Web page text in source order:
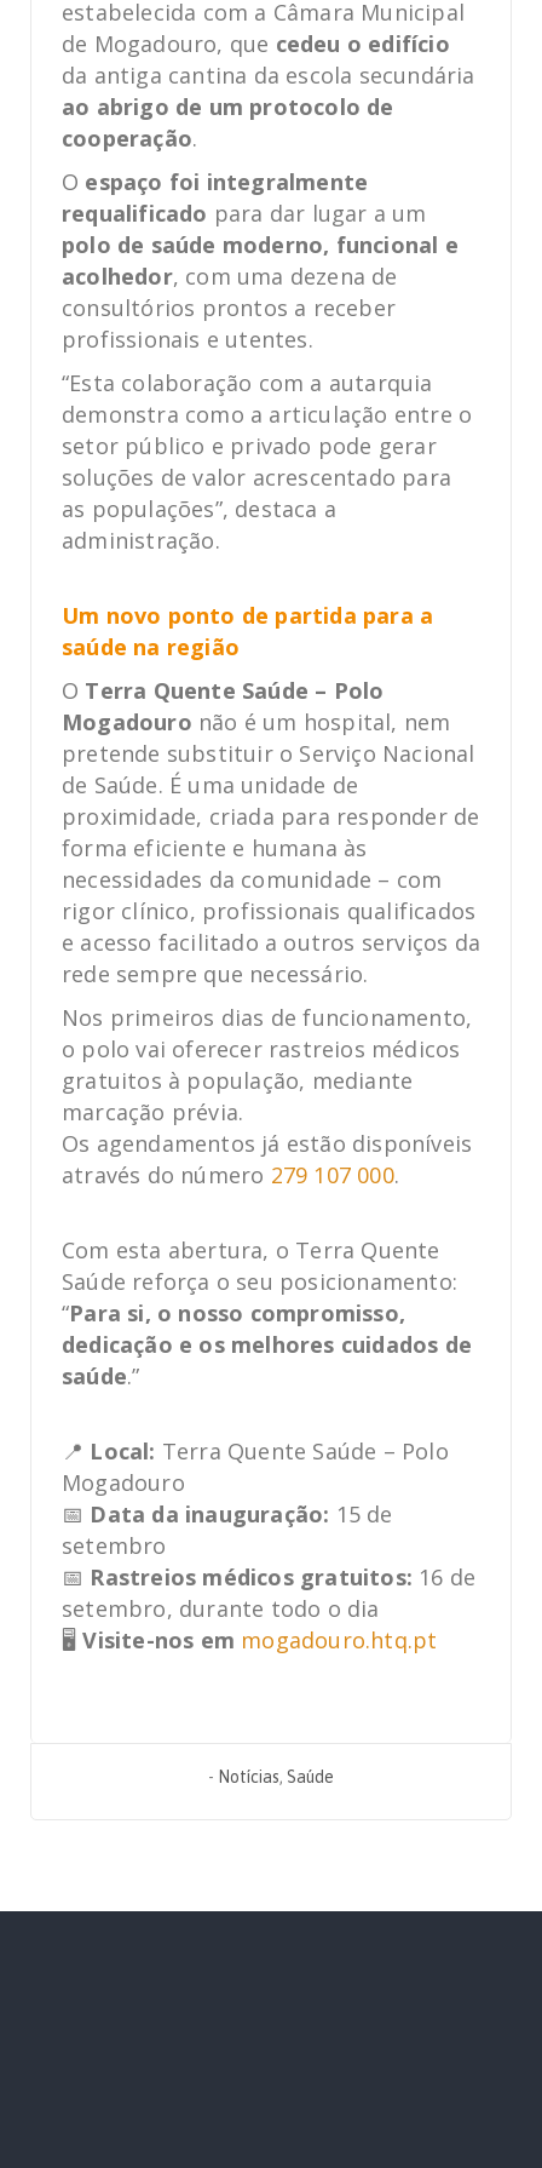
estabelecida com a Câmara Municipal
de Mogadouro, que cedeu o edifício
da antiga cantina da escola secundária
ao abrigo de um protocolo de
cooperação.
O espaço foi integralmente
requalificado para dar lugar a um
polo de saúde moderno, funcional e
acolhedor, com uma dezena de
consultórios prontos a receber
profissionais e utentes.
“Esta colaboração com a autarquia
demonstra como a articulação entre o
setor público e privado pode gerar
soluções de valor acrescentado para
as populações”, destaca a
administração.
Um novo ponto de partida para a
saúde na região
O Terra Quente Saúde – Polo
Mogadouro não é um hospital, nem
pretende substituir o Serviço Nacional
de Saúde. É uma unidade de
proximidade, criada para responder de
forma eficiente e humana às
necessidades da comunidade – com
rigor clínico, profissionais qualificados
e acesso facilitado a outros serviços da
rede sempre que necessário.
Nos primeiros dias de funcionamento,
o polo vai oferecer rastreios médicos
gratuitos à população, mediante
marcação prévia.
Os agendamentos já estão disponíveis
através do número 279 107 000.
Com esta abertura, o Terra Quente
Saúde reforça o seu posicionamento:
“Para si, o nosso compromisso,
dedicação e os melhores cuidados de
saúde.”
📍 Local: Terra Quente Saúde – Polo
Mogadouro
📅 Data da inauguração: 15 de
setembro
📅 Rastreios médicos gratuitos: 16 de
setembro, durante todo o dia
🖥️Visite-nos em mogadouro.htq.pt
- Notícias, Saúde